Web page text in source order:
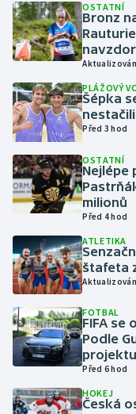
Gymnastika
Házená
Jezdectví
Judo
Krasobruslení
Lezení
Lyže a snowboard
Moderní pětiboj
Motorsport
Olympijské hry
Parasport
OSTATNÍ
Bronz
PLÁŽOVÝ
Šépka
Před 3 hod
OSTATNÍ
Nejlépe
milionů
Před 4 hod
ATLETIKA
štafeta
FOTBAL
FIFA se
Podle
Před 6 hod
HOKEJ
Česká